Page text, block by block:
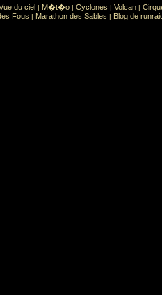
: Sports extr�mes
du ciel | M�t�o | Cyclones | Volcan |
Fous | Marathon des Sables | Blog de